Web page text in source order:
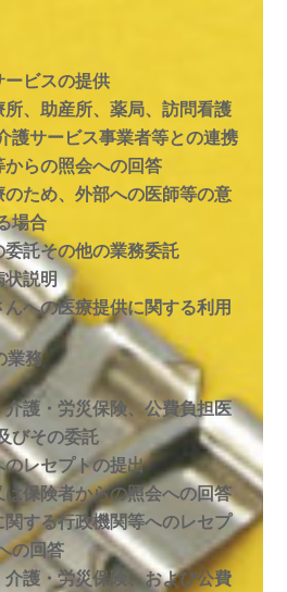
ビスの提供
、助産所、薬局、訪問看護
護サービス事業者等との連携
らの照会への回答
ため、外部への医師等の意
場合
託その他の業務委託
状説明
への医療提供に関する利用
業務
護・労災保険、公費負担医
びその委託
レセプトの提出
保険者からの照会への回答
する行政機関等へのレセプ
の回答
護・労災保険、および公費